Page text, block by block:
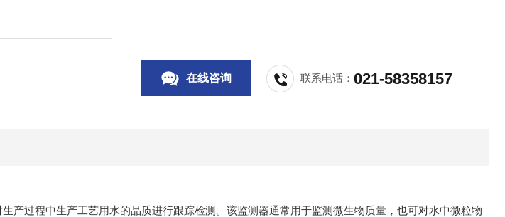
在线咨询 联系电话：021-58358157
产过程中生产工艺用水的品质进行跟踪检测。该监测器通常用于监测微生物质量，也可对水中微粒物